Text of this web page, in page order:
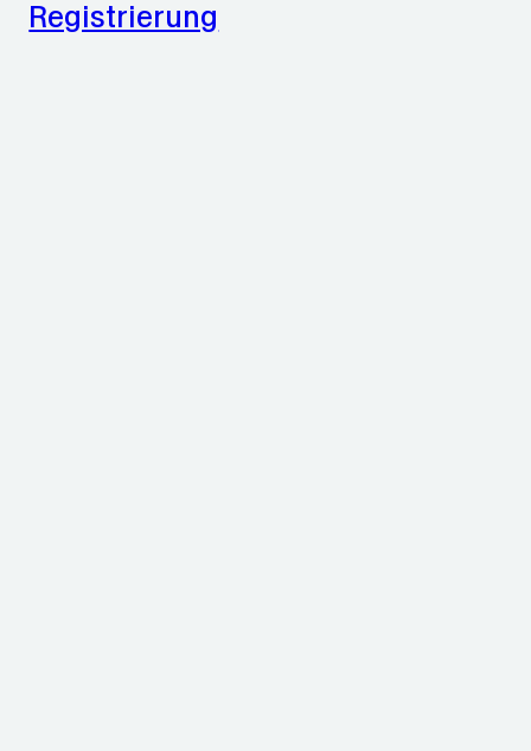
Registrierung